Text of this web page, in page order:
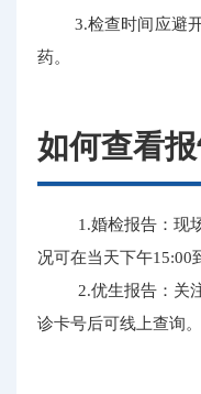
3.检查时间应避开
药。
如何查看
1.婚检报告：现场
况可在当天下午15:00
2.优生报告：关注
诊卡号后可线上查询。